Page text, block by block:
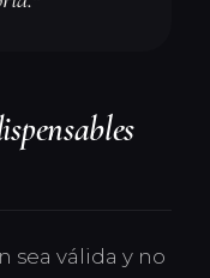
sea válida y no